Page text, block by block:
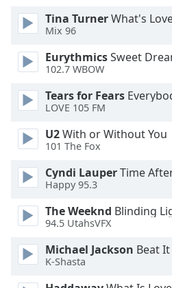
Edge
Style
Font
Family
Reset
Tina TurnerWhat's
Mix 96
EurythmicsSweet
102.7 WBOW
Tears for Fears
LOVE 105 FM
U2With or Without You
101 The Fox
Cyndi LauperTime
Happy 95.3
The Weeknd Blinding
94.5 UtahsVFX
Michael Jackson Beat It
K-Shasta